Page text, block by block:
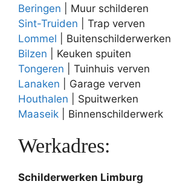
Beringen | Muur schilderen
Sint-Truiden | Trap verven
Lommel | Buitenschilderwerken
Bilzen | Keuken spuiten
Tongeren | Tuinhuis verven
Lanaken | Garage verven
Houthalen | Spuitwerken
Maaseik | Binnenschilderwerk
Werkadres:
Schilderwerken Limburg